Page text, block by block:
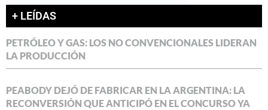
+ LEÍDAS
PETRÓLEO Y GAS: LOS NO CONVENCIONALES LIDERAN
LA PRODUCCIÓN
PEABODY DEJÓ DE FABRICAR EN LA ARGENTINA: LA
RECONVERSIÓN QUE ANTICIPÓ EN EL CONCURSO YA